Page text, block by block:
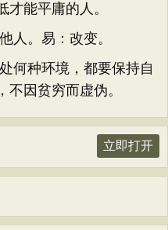
能平庸的人。
人。易：改变。
何种环境，都要保持自
因贫穷而虚伪。
立即打开